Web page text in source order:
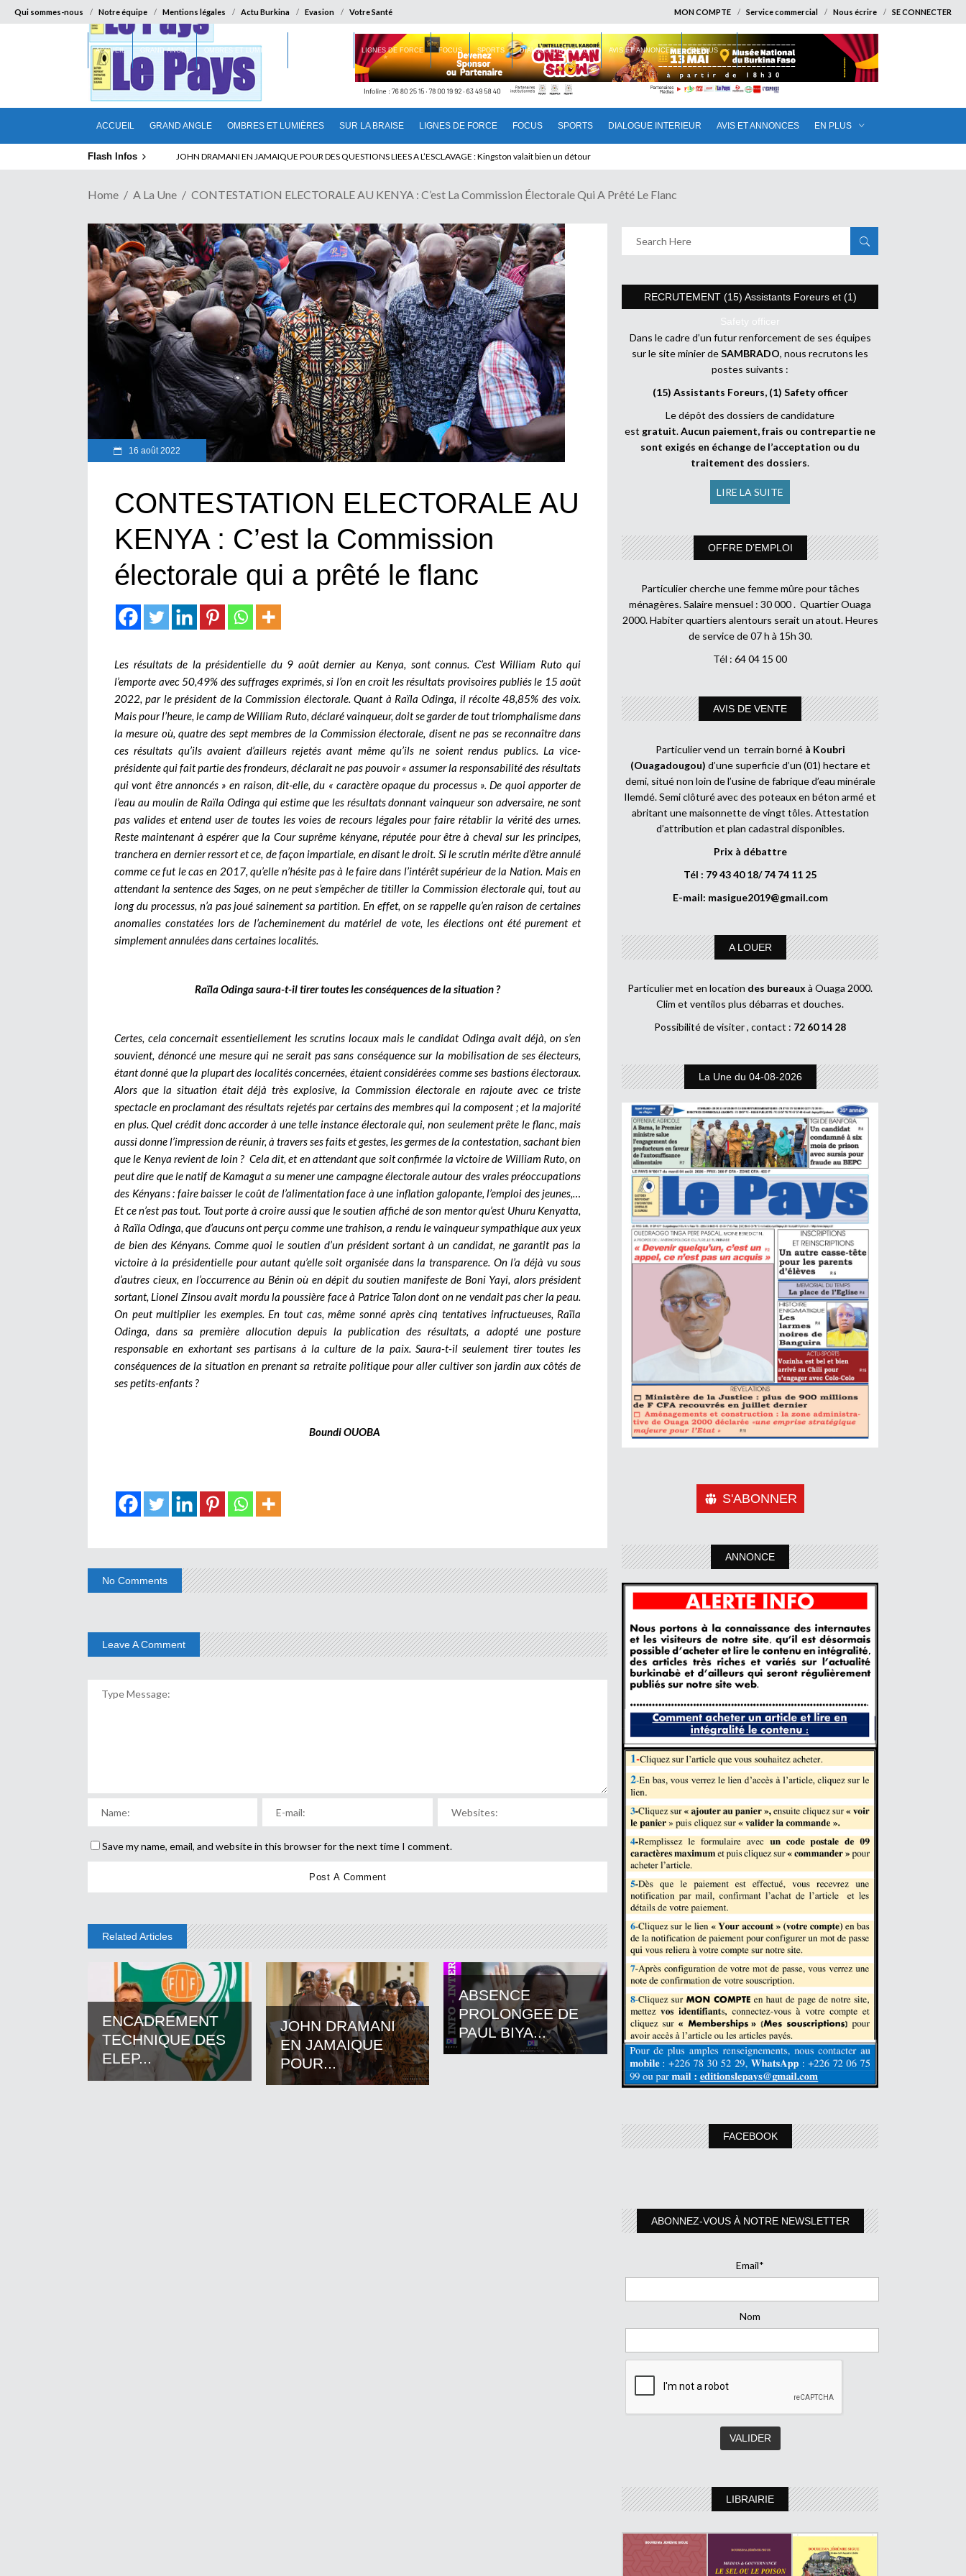
Qui sommes-nous Notre équipe Mentions légales Actu Burkina Evasion Votre Santé MON COMPTE Service commercial Nous écrire SE CONNECTER
ACCUEIL GRAND ANGLE OMBRES ET LUMIÈRES SUR LA BRAISE LIGNES DE FORCE FOCUS SPORTS DIALOGUE INTERIEUR AVIS ET ANNONCES EN PLUS
ACCUEIL GRAND ANGLE OMBRES ET LUMIÈRES LIGNES DE FORCE FOCUS SPORTS DIALOGUE INTERIEUR AVIS ET ANNONCES EN PLUS
Flash Infos ABSENCE PROLONGEE DE PAUL BIYA DU CAMEROUN : Qui pilote le Cameroun ?
Home A La Une CONTESTATION ELECTORALE AU KENYA : C’est La Commission Électorale Qui A Prêté Le Flanc
16 août 2022
CONTESTATION ELECTORALE AU
KENYA : C’est la Commission
électorale qui a prêté le flanc
Les résultats de la présidentielle du 9 août dernier au Kenya, sont connus. C’est William Ruto qui
l’emporte avec 50,49% des suffrages exprimés, si l’on en croit les résultats provisoires publiés le 15 août
2022, par le président de la Commission électorale. Quant à Raïla Odinga, il récolte 48,85% des voix.
Mais pour l’heure, le camp de William Ruto, déclaré vainqueur, doit se garder de tout triomphalisme dans
la mesure où, quatre des sept membres de la Commission électorale, disent ne pas se reconnaître dans
ces résultats qu’ils avaient d’ailleurs rejetés avant même qu’ils ne soient rendus publics. La vice-
présidente qui fait partie des frondeurs, déclarait ne pas pouvoir « assumer la responsabilité des résultats
qui vont être annoncés » en raison, dit-elle, du « caractère opaque du processus ». De quoi apporter de
l’eau au moulin de Raïla Odinga qui estime que les résultats donnant vainqueur son adversaire, ne sont
pas valides et entend user de toutes les voies de recours légales pour faire rétablir la vérité des urnes.
Reste maintenant à espérer que la Cour suprême kényane, réputée pour être à cheval sur les principes,
tranchera en dernier ressort et ce, de façon impartiale, en disant le droit. Si le scrutin mérite d’être annulé
comme ce fut le cas en 2017, qu’elle n’hésite pas à le faire dans l’intérêt supérieur de la Nation. Mais en
attendant la sentence des Sages, on ne peut s’empêcher de titiller la Commission électorale qui, tout au
long du processus, n’a pas joué sainement sa partition. En effet, on se rappelle qu’en raison de certaines
anomalies constatées lors de l’acheminement du matériel de vote, les élections ont été purement et
simplement annulées dans certaines localités.
Raïla Odinga saura-t-il tirer toutes les conséquences de la situation ?
Certes, cela concernait essentiellement les scrutins locaux mais le candidat Odinga avait déjà, on s’en
souvient, dénoncé une mesure qui ne serait pas sans conséquence sur la mobilisation de ses électeurs,
étant donné que la plupart des localités concernées, étaient considérées comme ses bastions électoraux.
Alors que la situation était déjà très explosive, la Commission électorale en rajoute avec ce triste
spectacle en proclamant des résultats rejetés par certains des membres qui la composent ; et la majorité
en plus. Quel crédit donc accorder à une telle instance électorale qui, non seulement prête le flanc, mais
aussi donne l’impression de réunir, à travers ses faits et gestes, les germes de la contestation, sachant bien
que le Kenya revient de loin ? Cela dit, et en attendant que soit confirmée la victoire de William Ruto, on
peut dire que le natif de Kamagut a su mener une campagne électorale autour des vraies préoccupations
des Kényans : faire baisser le coût de l’alimentation face à une inflation galopante, l’emploi des jeunes,…
Et ce n’est pas tout. Tout porte à croire aussi que le soutien affiché de son mentor qu’est Uhuru Kenyatta,
à Raïla Odinga, que d’aucuns ont perçu comme une trahison, a rendu le vainqueur sympathique aux yeux
de bien des Kényans. Comme quoi le soutien d’un président sortant à un candidat, ne garantit pas la
victoire à la présidentielle pour autant qu’elle soit organisée dans la transparence. On l’a déjà vu sous
d’autres cieux, en l’occurrence au Bénin où en dépit du soutien manifeste de Boni Yayi, alors président
sortant, Lionel Zinsou avait mordu la poussière face à Patrice Talon dont on ne vendait pas cher la peau.
On peut multiplier les exemples. En tout cas, même sonné après cinq tentatives infructueuses, Raïla
Odinga, dans sa première allocution depuis la publication des résultats, a adopté une posture
responsable en exhortant ses partisans à la culture de la paix. Saura-t-il seulement tirer toutes les
conséquences de la situation en prenant sa retraite politique pour aller cultiver son jardin aux côtés de
ses petits-enfants ?
Boundi OUOBA
No Comments
Leave A Comment
Save my name, email, and website in this browser for the next time I comment.
Related Articles
ENCADREMENT
TECHNIQUE DES
ELEP...
JOHN DRAMANI
EN JAMAIQUE
POUR...
ABSENCE
PROLONGEE DE
PAUL BIYA...
RECRUTEMENT (15) Assistants Foreurs et (1)
Safety officer
Dans le cadre d’un futur renforcement de ses équipes
sur le site minier deSAMBRADO, nous recrutons les
postes suivants :
(15) Assistants Foreurs, (1) Safety officer
Le dépôt des dossiers de candidature
est gratuit.Aucun paiement, frais ou contrepartie ne
sont exigés en échange de l’acceptation ou du
traitement des dossiers.
LIRE LA SUITE
OFFRE D’EMPLOI
Particulier cherche une femme mûre pour tâches
ménagères. Salaire mensuel : 30 000 . Quartier Ouaga
2000. Habiter quartiers alentours serait un atout. Heures
de service de 07 h à 15h 30.
Tél : 64 04 15 00
AVIS DE VENTE
Particulier vend un terrain borné à Koubri
(Ouagadougou) d’une superficie d’un (01) hectare et
demi, situé non loin de l’usine de fabrique d’eau minérale
Ilemdé. Semi clôturé avec des poteaux en béton armé et
abritant une maisonnette de vingt tôles. Attestation
d’attribution et plan cadastral disponibles.
Prix à débattre
Tél : 79 43 40 18/ 74 74 11 25
E-mail: masigue2019@gmail.com
A LOUER
Particulier met en location des bureaux à Ouaga 2000.
Clim et ventilos plus débarras et douches.
Possibilité de visiter , contact : 72 60 14 28
La Une du 04-08-2026
S'ABONNER
ANNONCE
FACEBOOK
ABONNEZ-VOUS À NOTRE NEWSLETTER
Email*
Nom
LIBRAIRIE